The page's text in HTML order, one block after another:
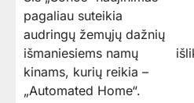
tarp
įrašų
pagaliau suteikia
audringų žemųjų dažnių
išmaniesiems namų
kinams, kurių reikia –
„Automated Home“.